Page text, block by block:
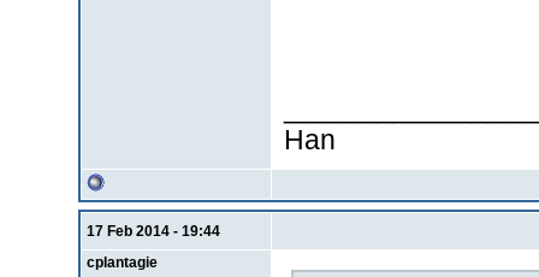
Han
17 Feb 2014 - 19:44
cplantagie